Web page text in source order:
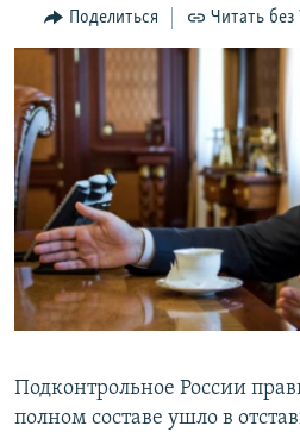
ВернутсяИНТЕРАКТИВ
ИНФОГРАФИКА
ТЕЛЕПРОЕКТ КРЫМ.РЕАЛИИ
СОВЕТЫ ПРАВОЗАЩИТНИКОВ
ПРОПАВШИЕ БЕЗ ВЕСТИ
ПОБЕДИТЕЛЕЙ НЕ СУДЯТ?
КРЫМ.НЕПОКОРЕННЫЙ
ELIFBE
РАДІО СВОБОДА
КАК ОБОЙТИ БЛОКИРОВКУ
Українською
Qırımtatar
ПРИСОЕДИНЯЙТЕСЬ!
Все сайты RFE/RL
Поделиться Читать без
Подконтрольное России
полном составе ушло в